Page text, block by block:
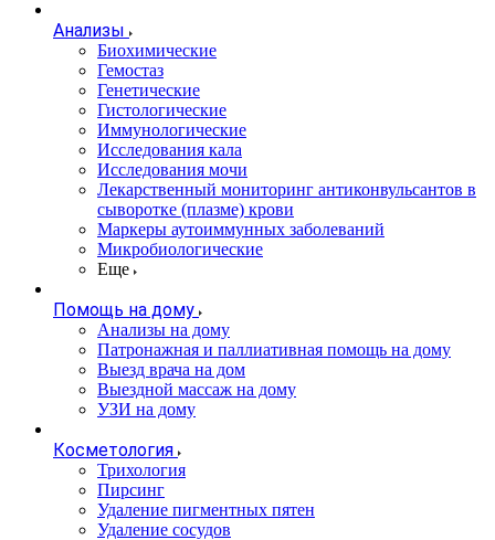
Анализы
Биохимические
Гемостаз
Генетические
Гистологические
Иммунологические
Исследования кала
Исследования мочи
Лекарственный мониторинг антиконвульсантов в
сыворотке (плазме) крови
Маркеры аутоиммунных заболеваний
Микробиологические
Еще
Помощь на дому
Анализы на дому
Патронажная и паллиативная помощь на дому
Выезд врача на дом
Выездной массаж на дому
УЗИ на дому
Косметология
Трихология
Пирсинг
Удаление пигментных пятен
Удаление сосудов